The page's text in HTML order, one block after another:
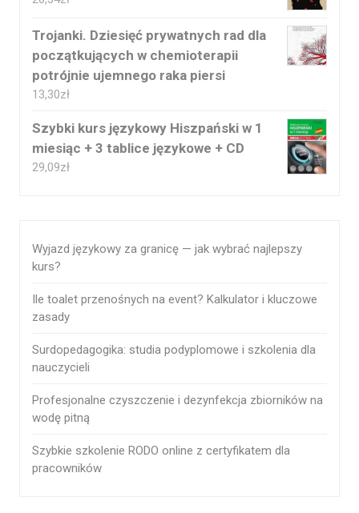
Trojanki. Dziesięć prywatnych rad dla
początkujących w chemioterapii
potrójnie ujemnego raka piersi
13,30zł
Szybki kurs językowy Hiszpański w 1
miesiąc + 3 tablice językowe + CD
29,09zł
Wyjazd językowy za granicę — jak wybrać najlepszy
kurs?
Ile toalet przenośnych na event? Kalkulator i kluczowe
zasady
Surdopedagogika: studia podyplomowe i szkolenia dla
nauczycieli
Profesjonalne czyszczenie i dezynfekcja zbiorników na
wodę pitną
Szybkie szkolenie RODO online z certyfikatem dla
pracowników